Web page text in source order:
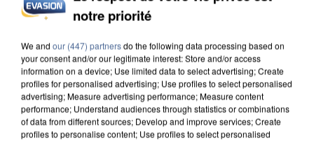
UN SECOND CADRE DE LA DZ MAFIA
INTERPELLÉ EN ALGÉRIE
notre priorité
We and our (447) partnersdo the following data processing based on
your consent and/or our legitimate interest: Store and/or access
information on a device; Use limited data to select advertising; Create
profiles for personalised advertising; Use profiles to select personalised
advertising; Measure advertising performance; Measure content
performance; Understand audiences through statistics or combinations
of data from different sources; Develop and improve services; Create
profiles to personalise content; Use profiles to select personalised